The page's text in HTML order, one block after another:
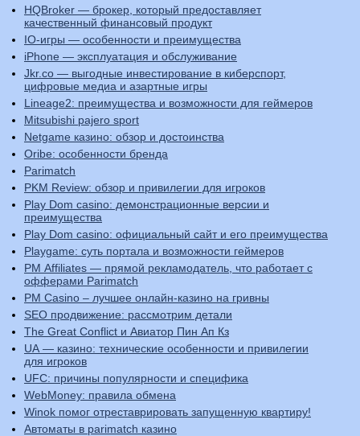
HQBroker — брокер, который предоставляет
качественный финансовый продукт
IO-игры — особенности и преимущества
iPhone — эксплуатация и обслуживание
Jkr.co — выгодные инвестирование в киберспорт,
цифровые медиа и азартные игры
Lineage2: преимущества и возможности для геймеров
Mitsubishi pajero sport
Netgame казино: обзор и достоинства
Oribe: особенности бренда
Parimatch
PKM Review: обзор и привилегии для игроков
Play Dom casino: демонстрационные версии и
преимущества
Play Dom casino: официальный сайт и его преимущества
Playgame: суть портала и возможности геймеров
PM Affiliates — прямой рекламодатель, что работает с
офферами Parimatch
PM Casino – лучшее онлайн-казино на гривны
SEO продвижение: рассмотрим детали
The Great Conflict и Авиатор Пин Ап Кз
UA — казино: технические особенности и привилегии
для игроков
UFC: причины популярности и специфика
WebMoney: правила обмена
Winok помог отреставрировать запущенную квартиру!
Автоматы в parimatch казино